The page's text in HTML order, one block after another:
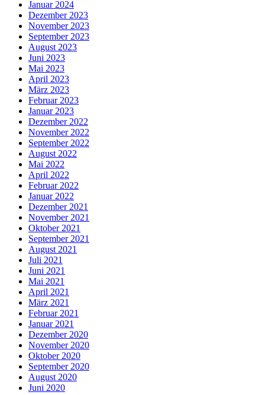
Januar 2024
Dezember 2023
November 2023
September 2023
August 2023
Juni 2023
Mai 2023
April 2023
März 2023
Februar 2023
Januar 2023
Dezember 2022
November 2022
September 2022
August 2022
Mai 2022
April 2022
Februar 2022
Januar 2022
Dezember 2021
November 2021
Oktober 2021
September 2021
August 2021
Juli 2021
Juni 2021
Mai 2021
April 2021
März 2021
Februar 2021
Januar 2021
Dezember 2020
November 2020
Oktober 2020
September 2020
August 2020
Juni 2020